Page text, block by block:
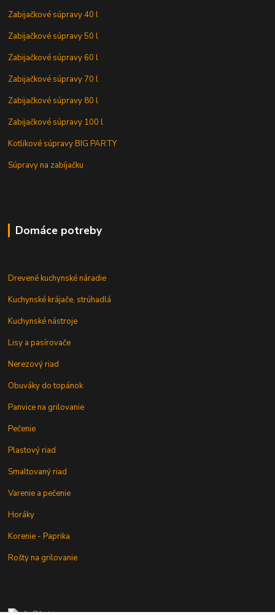
Zabijačkové súpravy 40 l
Zabijačkové súpravy 50 l
Zabijačkové súpravy 60 l
Zabijačkové súpravy 70 l
Zabijačkové súpravy 80 l
Zabijačkové súpravy 100 l
Kotlíkové súpravy BIG PARTY
Súpravy na zabíjačku
Domáce potreby
Drevené kuchynské náradie
Kuchynské krájače, strúhadlá
Kuchynské nástroje
Lisy a pasírovače
Nerezový riad
Obuváky do topánok
Panvice na grilovanie
Pečenie
Plastový riad
Smaltovaný riad
Varenie a pečenie
Horáky
Korenie - Paprika
Rošty na grilovanie